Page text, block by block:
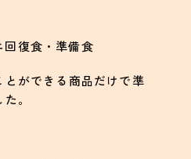
ができる商品だけで準
。